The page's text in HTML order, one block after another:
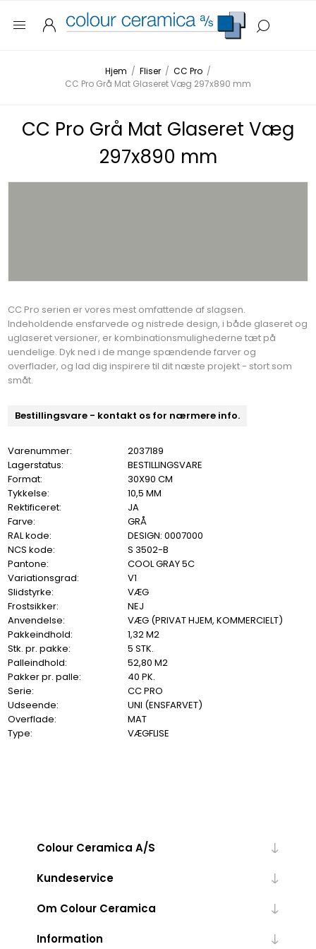
Hjem / Fliser / CC Pro /
CC Pro Grå Mat Glaseret Væg 297x890 mm
CC Pro Grå Mat Glaseret Væg
297x890 mm
CC Pro serien er vores mest omfattende af slagsen.
Indeholdende ensfarvede og nistrede design, i både glaseret og
uglaseret versioner, er kombinationsmulighederne tæt på
uendelige. Dyk ned i de mange spændende farver og
overflader, og lad dig inspirere til dit næste projekt - stort som
småt.
Bestillingsvare - kontakt os for nærmere info.
Varenummer:
2037189
Lagerstatus:
BESTILLINGSVARE
Format:
30X90 CM
Tykkelse:
10,5 MM
Rektificeret:
JA
Farve:
GRÅ
RAL kode:
DESIGN: 0007000
NCS kode:
S 3502-B
Pantone:
COOL GRAY 5C
Variationsgrad:
V1
Slidstyrke:
VÆG
Frostsikker:
NEJ
Anvendelse:
VÆG (PRIVAT HJEM, KOMMERCIELT)
Pakkeindhold:
1,32 M2
Stk. pr. pakke:
5 STK.
Palleindhold:
52,80 M2
Pakker pr. palle:
40 PK.
Serie:
CC PRO
Udseende:
UNI (ENSFARVET)
Overflade:
MAT
Type:
VÆGFLISE
Colour Ceramica A/S
Kundeservice
Om Colour Ceramica
Information